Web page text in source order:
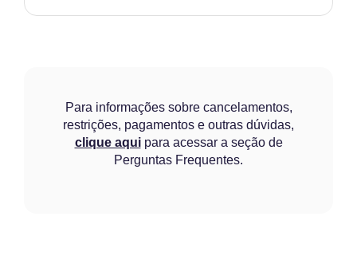
Para informações sobre cancelamentos,
restrições, pagamentos e outras dúvidas,
clique aquipara acessar a seção de
Perguntas Frequentes.